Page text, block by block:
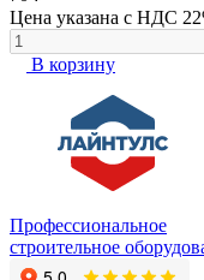
Цена указана с НДС
В корзину
Профессиональное
строительное